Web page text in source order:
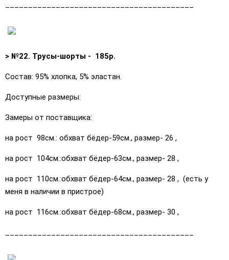
> №22. Трусы-шорты - 185р.
Состав: 95% хлопка, 5% эластан.
Доступные размеры:
Замеры от поставщика:
на рост 98см.: обхват бёдер-59см., размер- 26 ,
на рост 104см.:обхват бёдер-63см., размер- 28 ,
на рост 110см.:обхват бёдер-64см., размер- 28 , (есть у
меня в наличии в пристрое)
на рост 116см.:обхват бёдер-68см., размер- 30 ,